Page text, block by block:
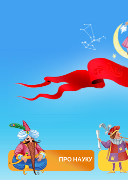
ПРО НАУКУ